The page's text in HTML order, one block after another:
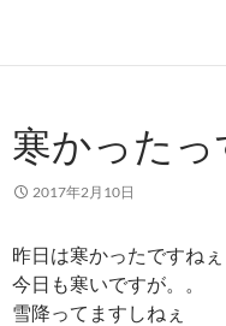
寒かったっ
2017年2月10日
昨日は寒かったですねぇ
今日も寒いですが。。
雪降ってますしねぇ